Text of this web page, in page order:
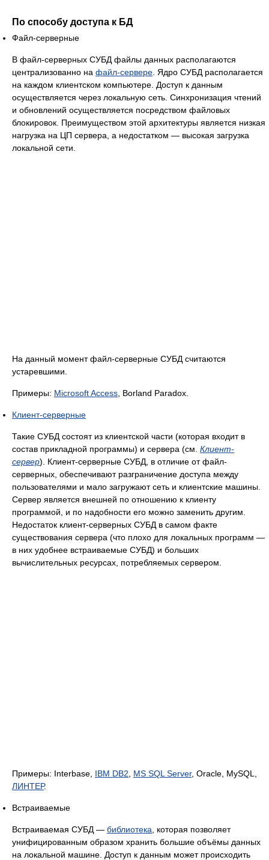
По способу доступа к БД
Файл-серверные
В файл-серверных СУБД файлы данных располагаются
централизованно на файл-сервере . Ядро СУБД располагается
на каждом клиентском компьютере. Доступ к данным
осуществляется через локальную сеть. Синхронизация чтений
и обновлений осуществляется посредством файловых
блокировок. Преимуществом этой архитектуры является низкая
нагрузка на ЦП сервера, а недостатком — высокая загрузка
локальной сети.
На данный момент файл-серверные СУБД считаются
устаревшими.
Примеры: Microsoft Access , Borland Paradox.
Клиент-серверные
Такие СУБД состоят из клиентской части (которая входит в
состав прикладной программы) и сервера (см. Клиент-
сервер). Клиент-серверные СУБД, в отличие от файл-
серверных, обеспечивают разграничение доступа между
пользователями и мало загружают сеть и клиентские машины.
Сервер является внешней по отношению к клиенту
программой, и по надобности его можно заменить другим.
Недостаток клиент-серверных СУБД в самом факте
существования сервера (что плохо для локальных программ —
в них удобнее встраиваемые СУБД) и больших
вычислительных ресурсах, потребляемых сервером.
Примеры: Interbase, IBM DB2 MS SQL Server, Oracle, MySQL,
ЛИНТЕР.
Встраиваемые
Встраиваемая СУБД — библиотека , которая позволяет
унифицированным образом хранить большие объёмы данных
на локальной машине. Доступ к данным может происходить